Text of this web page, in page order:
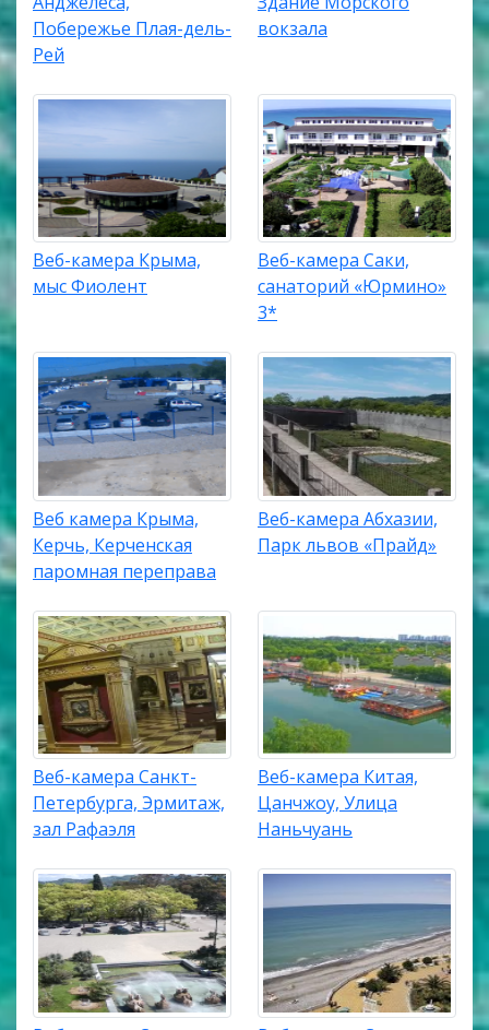
Побережье Плая-дель-
Рей
вокзала
Веб-камера Крыма,
мыс Фиолент
Веб-камера Саки,
санаторий «Юрмино»
3*
Веб камера Крыма,
Керчь, Керченская
паромная переправа
Веб-камера Абхазии,
Парк львов «Прайд»
Веб-камера Санкт-
Петербурга, Эрмитаж,
зал Рафаэля
Веб-камера Китая,
Цанчжоу, Улица
Наньчуань